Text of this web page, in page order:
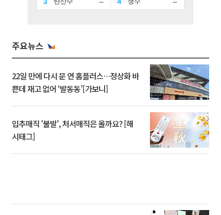
주요뉴스
22일 만에 다시 문 연 홈플러스…정상화 바
쁜데 재고 없어 ‘발동동’[가보니]
입추매직 '불발', 처서매직은 올까요? [해
시태그]